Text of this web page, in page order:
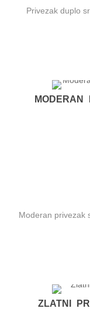
Privezak duplo
Moderan privezak
ZLATNI